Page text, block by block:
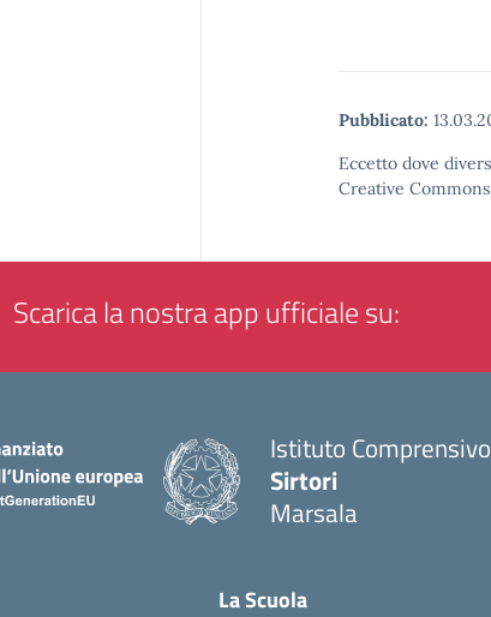
Pubblicato:
Eccetto dove
Creative
Scarica la nostra app ufficiale su:
Istituto Comprensivo
Sirtori
Marsala
La Scuola